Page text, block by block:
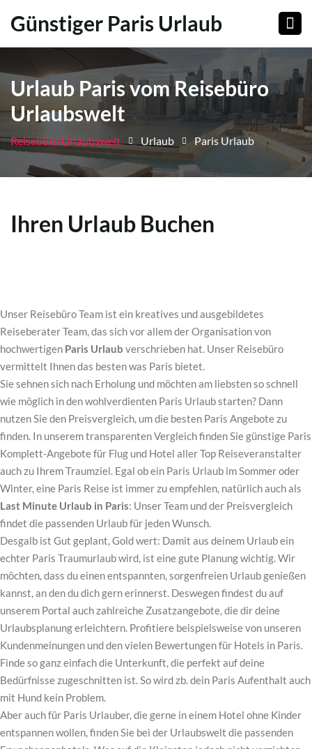
Günstiger Paris Urlaub
Urlaub Paris vom Reisebüro
Urlaubswelt
Reisebüro Urlaubswelt Urlaub Paris Urlaub
Ihren Urlaub Buchen
Unser Reisebüro Team ist ein kreatives und ausgebildetes
Reiseberater Team, das sich vor allem der Organisation von
hochwertigen Paris Urlaub verschrieben hat. Unser Reisebüro
vermittelt Ihnen das besten was Paris bietet.
Sie sehnen sich nach Erholung und möchten am liebsten so schnell
wie möglich in den wohlverdienten Paris Urlaub starten? Dann
nutzen Sie den Preisvergleich, um die besten Paris Angebote zu
finden. In unserem transparenten Vergleich finden Sie günstige Paris
Komplett-Angebote für Flug und Hotel aller Top Reiseveranstalter
auch zu Ihrem Traumziel. Egal ob ein Paris Urlaub im Sommer oder
Winter, eine Paris Reise ist immer zu empfehlen, natürlich auch als
Last Minute Urlaub in Paris: Unser Team und der Preisvergleich
findet die passenden Urlaub für jeden Wunsch.
Desgalb ist Gut geplant, Gold wert: Damit aus deinem Urlaub ein
echter Paris Traumurlaub wird, ist eine gute Planung wichtig. Wir
möchten, dass du einen entspannten, sorgenfreien Urlaub genießen
kannst, an den du dich gern erinnerst. Deswegen findest du auf
unserem Portal auch zahlreiche Zusatzangebote, die dir deine
Urlaubsplanung erleichtern. Profitiere beispielsweise von unseren
Kundenmeinungen und den vielen Bewertungen für Hotels in Paris.
Finde so ganz einfach die Unterkunft, die perfekt auf deine
Bedürfnisse zugeschnitten ist. So wird zb. dein Paris Aufenthalt auch
mit Hund kein Problem.
Aber auch für Paris Urlauber, die gerne in einem Hotel ohne Kinder
entspannen wollen, finden Sie bei der Urlaubswelt die passenden